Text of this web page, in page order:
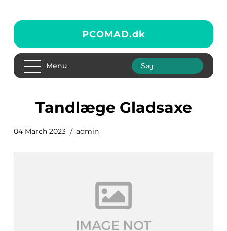
PCOMAD.dk
Menu
tandlæge Gladsaxe
04 March 2023 admin